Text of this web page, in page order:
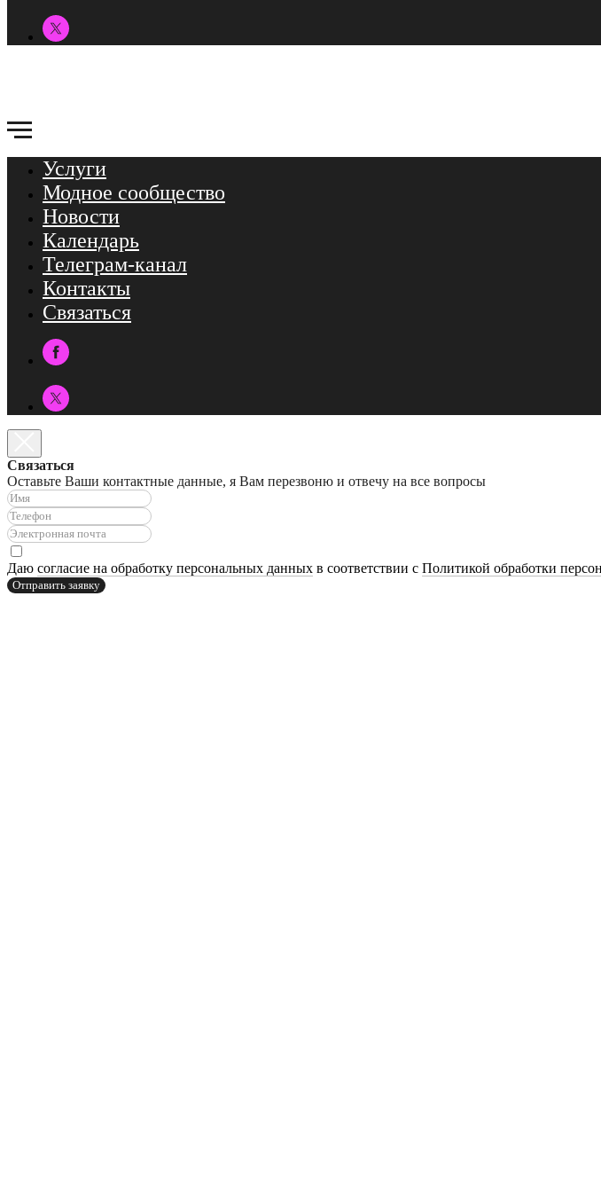
Услуги
Модное сообщество
Новости
Календарь
Телеграм-канал
Контакты
Связаться
Связаться
Оставьте Ваши контактные данные, я Вам перезвоню и отвечу на все вопросы
Даю согласие на обработку персональных данных в соответствии с Политикой обработки
Отправить заявку